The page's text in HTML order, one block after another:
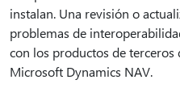
instalan. Una revisión o
problemas de
con los productos de
Microsoft Dynamics NAV.